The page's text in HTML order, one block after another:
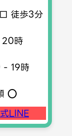
徒歩3分
時
- 19時
⭕️
LINE